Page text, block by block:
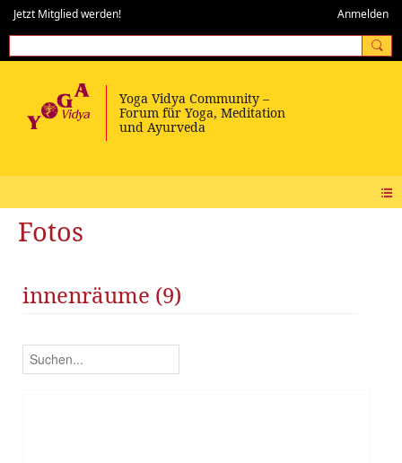
Jetzt Mitglied werden! Anmelden
Fotos
innenräume (9)